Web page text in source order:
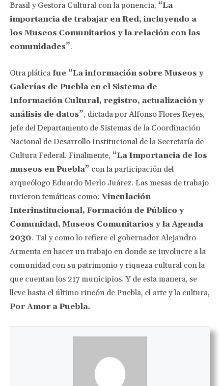
Brasil y Gestora Cultural con la ponencia, “La
importancia de trabajar en Red, incluyendo a
los Museos Comunitarios y la relación con las
comunidades”.
Otra plática fue “La información sobre Museos y
Galerías de Puebla en el Sistema de
Información Cultural, registro, actualización y
análisis de datos”, dictada por Alfonso Flores Reyes,
jefe del Departamento de Sistemas de la Coordinación
Nacional de Desarrollo Institucional de la Secretaría de
Cultura Federal. Finalmente, “La Importancia de los
museos en Puebla” con la participación del
arqueólogo Eduardo Merlo Juárez. Las mesas de trabajo
tuvieron temáticas como:Vinculación
Interinstitucional, Formación de Público y
Comunidad, Museos Comunitarios y la Agenda
2030. Tal y como lo refiere el gobernador Alejandro
Armenta en hacer un trabajo en donde se involucre a la
comunidad con su patrimonio y riqueza cultural con la
que cuentan los 217 municipios. Y de esta manera, se
lleve hasta el último rincón de Puebla, el arte y la cultura,
Por Amor a Puebla.